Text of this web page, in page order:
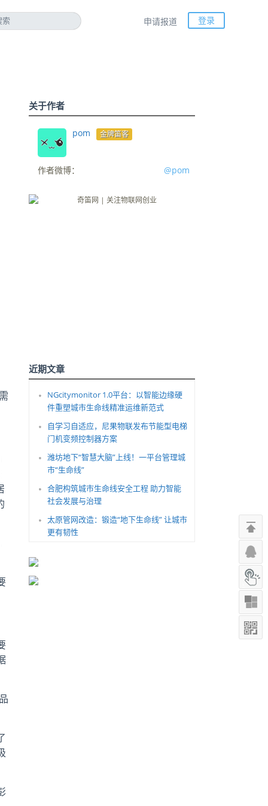
申请报道 登录
关于作者
pom 金牌笛客
作者微博： @pom
近期文章
NGcitymonitor 1.0平台：以智能边缘硬
件重塑城市生命线精准运维新范式
自学习自适应，尼果物联发布节能型电梯
门机变频控制器方案
潍坊地下“智慧大脑”上线！一平台管理城
市“生命线”
合肥构筑城市生命线安全工程 助力智能
社会发展与治理
太原管网改造：锻造“地下生命线” 让城市
更有韧性